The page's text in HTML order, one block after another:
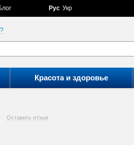
Рус Укр
Красота и здоровье
Оставить отзыв